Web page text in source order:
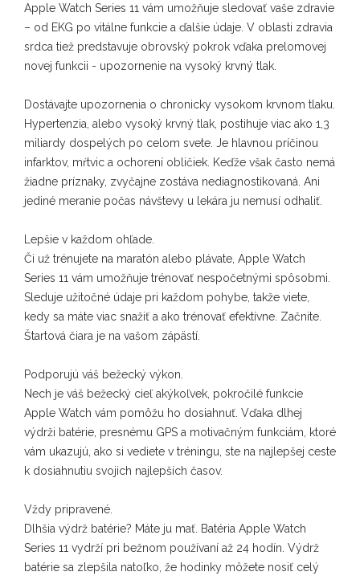
Apple Watch Series 11 vám umožňuje sledovať vaše zdravie
– od EKG po vitálne funkcie a ďalšie údaje. V oblasti zdravia
srdca tiež predstavuje obrovský pokrok vďaka prelomovej
novej funkcii - upozornenie na vysoký krvný tlak.
Dostávajte upozornenia o chronicky vysokom krvnom tlaku.
Hypertenzia, alebo vysoký krvný tlak, postihuje viac ako 1,3
miliardy dospelých po celom svete. Je hlavnou príčinou
infarktov, mŕtvic a ochorení obličiek. Keďže však často nemá
žiadne príznaky, zvyčajne zostáva nediagnostikovaná. Ani
jediné meranie počas návštevy u lekára ju nemusí odhaliť.
Lepšie v každom ohľade.
Či už trénujete na maratón alebo plávate, Apple Watch
Series 11 vám umožňuje trénovať nespočetnými spôsobmi.
Sleduje užitočné údaje pri každom pohybe, takže viete,
kedy sa máte viac snažiť a ako trénovať efektívne. Začnite.
Štartová čiara je na vašom zápästí.
Podporujú váš bežecký výkon.
Nech je váš bežecký cieľ akýkoľvek, pokročilé funkcie
Apple Watch vám pomôžu ho dosiahnuť. Vďaka dlhej
výdrži batérie, presnému GPS a motivačným funkciám, ktoré
vám ukazujú, ako si vediete v tréningu, ste na najlepšej ceste
k dosiahnutiu svojich najlepších časov.
Vždy pripravené.
Dlhšia výdrž batérie? Máte ju mať. Batéria Apple Watch
Series 11 vydrží pri bežnom používaní až 24 hodín. Výdrž
batérie sa zlepšila natoľko, že hodinky môžete nosiť celý